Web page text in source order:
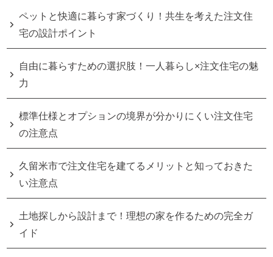
ペットと快適に暮らす家づくり！共生を考えた注文住
宅の設計ポイント
自由に暮らすための選択肢！一人暮らし×注文住宅の魅
力
標準仕様とオプションの境界が分かりにくい注文住宅
の注意点
久留米市で注文住宅を建てるメリットと知っておきた
い注意点
土地探しから設計まで！理想の家を作るための完全ガ
イド